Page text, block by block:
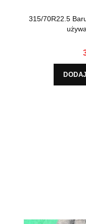
315/70R22.5